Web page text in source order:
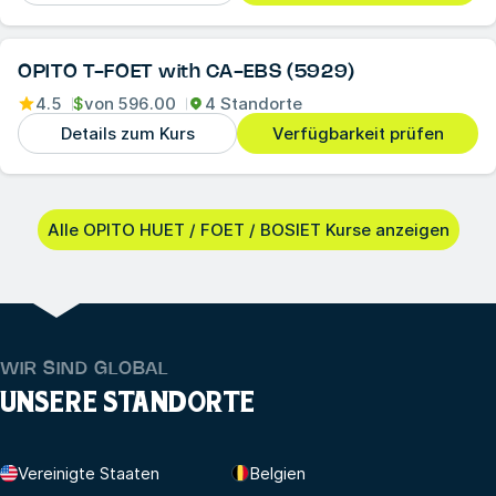
OPITO T-FOET with CA-EBS (5929)
4.5 $von 596.00
4 Standorte
Details zum Kurs
Verfügbarkeit prüfen
Alle OPITO HUET / FOET / BOSIET Kurse anzeigen
WIR SIND GLOBAL
UNSERE STANDORTE
Vereinigte Staaten Belgien